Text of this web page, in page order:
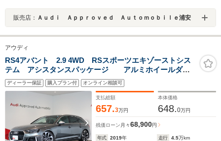
販売店： Ａｕｄｉ Ａｐｐｒｏｖｅｄ Ａｕｔｏｍｏｂｉｌｅ浦安
アウディ
RS4アバント 2.9 4WD RSスポーツエキゾーストシス
テム アシスタンスパッケージ アルミホイールダブ
ルスポークエッジデザイングロスアンスラサイトブラッ
クポリッシュト
ディーラー保証 購入プラン付 オンライン相談可
支払総額
657.3万円
本体価格
648.0万円
残価ローン 月々68,900円
年式 2019年 走行 4.5万km